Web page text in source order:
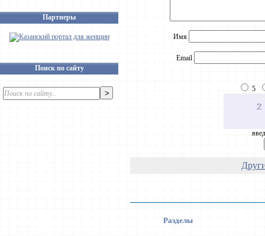
Партнеры
Поиск по сайту
Имя
Email
5
Разделы